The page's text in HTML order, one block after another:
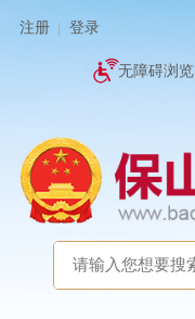
注册 登录
无障碍浏览